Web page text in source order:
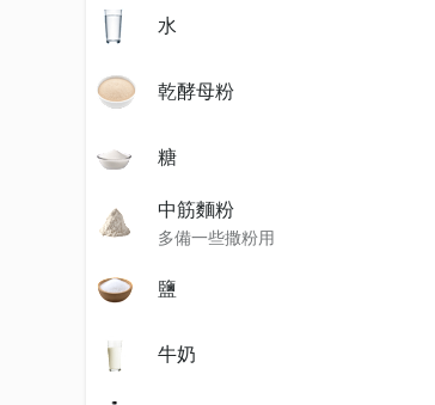
水
乾酵母粉
糖
中筋麵粉
多備一些撒粉用
鹽
牛奶